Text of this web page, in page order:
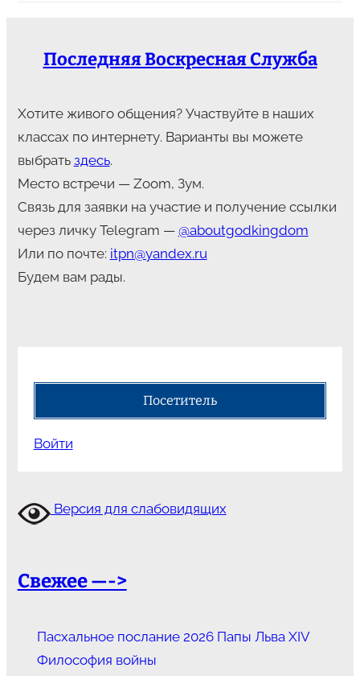
Последняя Воскресная Служба
Хотите живого общения? Участвуйте в наших
классах по интернету. Варианты вы можете
выбрать здесь.
Место встречи — Zoom, Зум.
Связь для заявки на участие и получение ссылки
через личку Telegram — @aboutgodkingdom
Или по почте: itpn@yandex.ru
Будем вам рады.
Посетитель
Войти
Версия для слабовидящих
Свежее —->
Пасхальное послание 2026 Папы Льва XIV
Философия войны